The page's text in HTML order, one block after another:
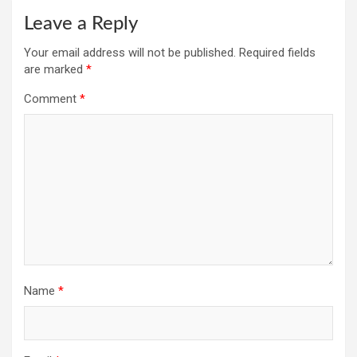
Leave a Reply
Your email address will not be published. Required fields
are marked *
Comment *
Name *